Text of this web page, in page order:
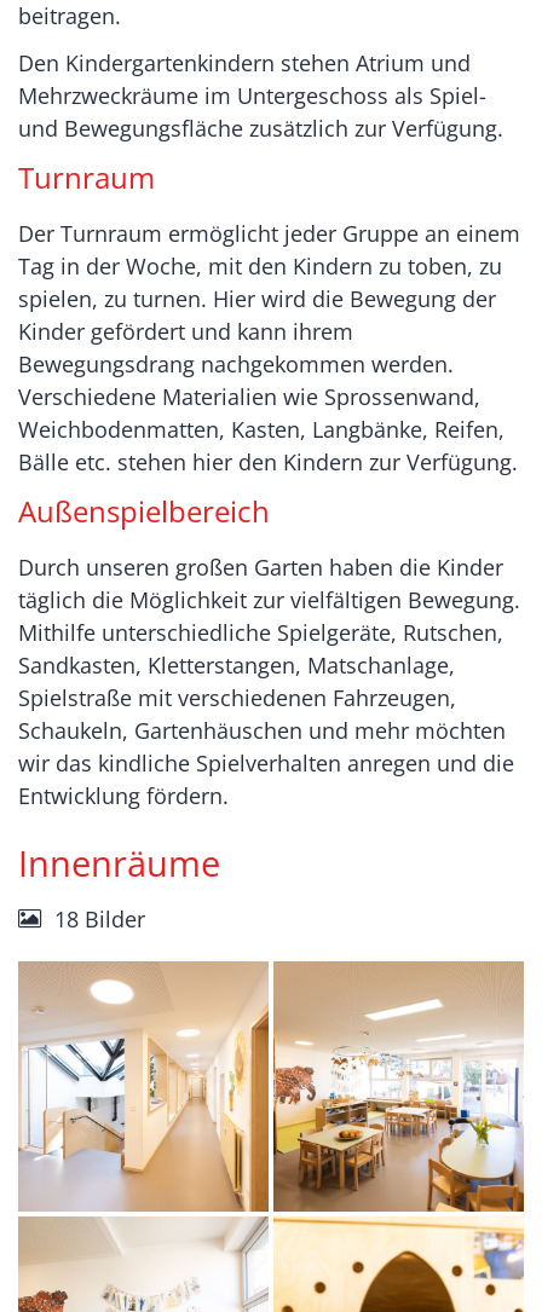
beitragen.
Den Kindergartenkindern stehen Atrium und
Mehrzweckräume im Untergeschoss als Spiel-
und Bewegungsfläche zusätzlich zur Verfügung.
Turnraum
Der Turnraum ermöglicht jeder Gruppe an einem
Tag in der Woche, mit den Kindern zu toben, zu
spielen, zu turnen. Hier wird die Bewegung der
Kinder gefördert und kann ihrem
Bewegungsdrang nachgekommen werden.
Verschiedene Materialien wie Sprossenwand,
Weichbodenmatten, Kasten, Langbänke, Reifen,
Bälle etc. stehen hier den Kindern zur Verfügung.
Außenspielbereich
Durch unseren großen Garten haben die Kinder
täglich die Möglichkeit zur vielfältigen Bewegung.
Mithilfe unterschiedliche Spielgeräte, Rutschen,
Sandkasten, Kletterstangen, Matschanlage,
Spielstraße mit verschiedenen Fahrzeugen,
Schaukeln, Gartenhäuschen und mehr möchten
wir das kindliche Spielverhalten anregen und die
Entwicklung fördern.
Innenräume
18 Bilder